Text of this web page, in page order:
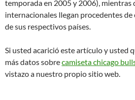
temporada en 2005 y 2006), mientras
internacionales llegan procedentes
de sus respectivos países.
Si usted acarició este artículo y usted
más datos sobrecamiseta chicago
vistazo a nuestro propio sitio web.